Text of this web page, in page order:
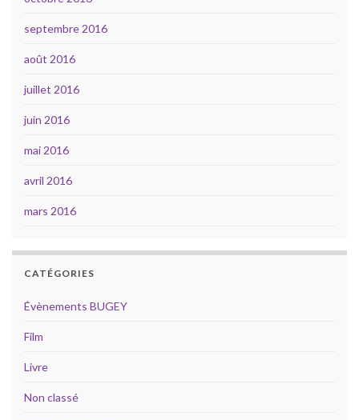
septembre 2016
août 2016
juillet 2016
juin 2016
mai 2016
avril 2016
mars 2016
CATÉGORIES
Évènements BUGEY
Film
Livre
Non classé